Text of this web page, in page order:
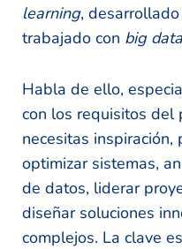
learning,
trabajado con big data
Habla de ello,
con los requisitos del
necesitas inspiración,
optimizar sistemas,
de datos, liderar
diseñar soluciones
complejos. La clave